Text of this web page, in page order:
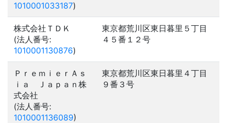
1010001033187)
株式会社ＴＤＫ
(法人番号:
1010001130876)
東京都荒川区東日暮里５丁目
４５番１２号
ＰｒｅｍｉｅｒＡｓ
ｉａ Ｊａｐａｎ株
式会社
(法人番号:
1010001136089)
東京都荒川区東日暮里４丁目
９番３号